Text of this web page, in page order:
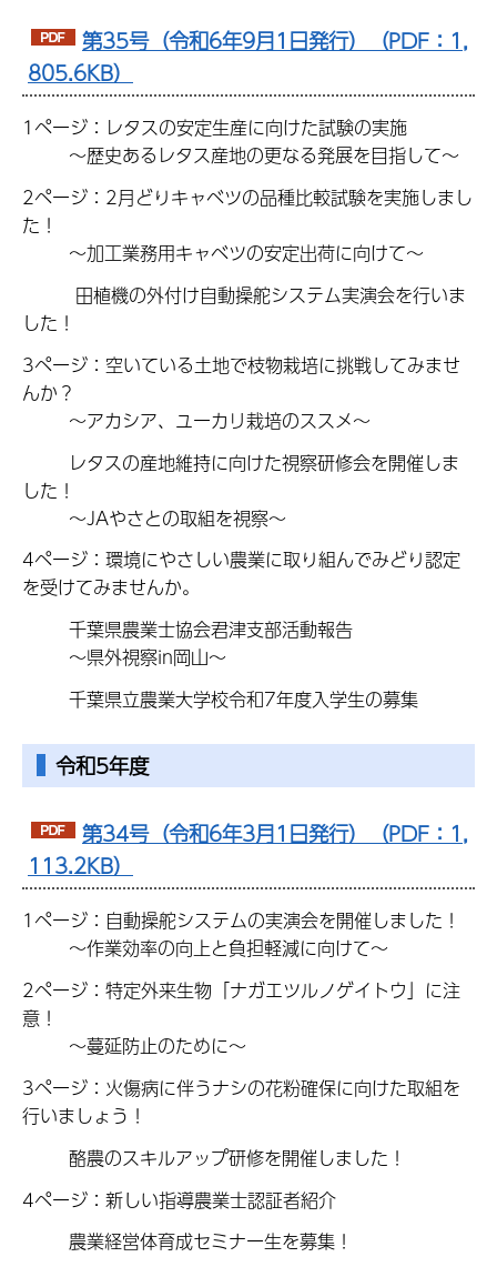
第35号（令和6年9月1日発行）（PDF：1,
805.6KB）
1ページ：レタスの安定生産に向けた試験の実施
～歴史あるレタス産地の更なる発展を目指して～
2ページ：2月どりキャベツの品種比較試験を実施しまし
た！
～加工業務用キャベツの安定出荷に向けて～
田植機の外付け自動操舵システム実演会を行いま
した！
3ページ：空いている土地で枝物栽培に挑戦してみませ
んか？
～アカシア、ユーカリ栽培のススメ～
レタスの産地維持に向けた視察研修会を開催しま
した！
～JAやさとの取組を視察～
4ページ：環境にやさしい農業に取り組んでみどり認定
を受けてみませんか。
千葉県農業士協会君津支部活動報告
～県外視察in岡山～
千葉県立農業大学校令和7年度入学生の募集
令和5年度
第34号（令和6年3月1日発行）（PDF：1,
113.2KB）
1ページ：自動操舵システムの実演会を開催しました！
～作業効率の向上と負担軽減に向けて～
2ページ：特定外来生物「ナガエツルノゲイトウ」に注
意！
～蔓延防止のために～
3ページ：火傷病に伴うナシの花粉確保に向けた取組を
行いましょう！
酪農のスキルアップ研修を開催しました！
4ページ：新しい指導農業士認証者紹介
農業経営体育成セミナー生を募集！